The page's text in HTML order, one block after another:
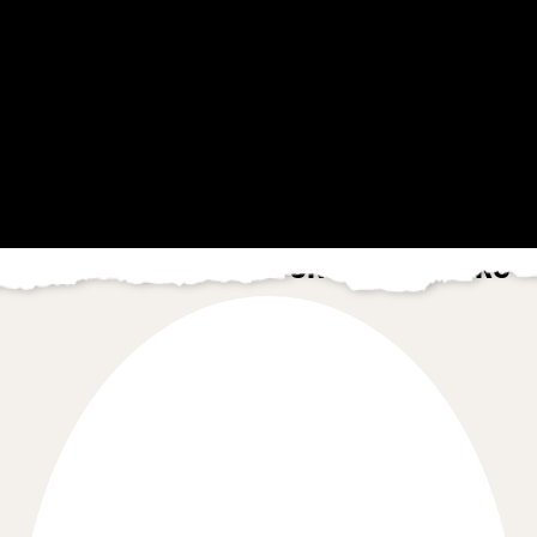
NOS PARTENAIRES SUR LES SÉJOURS